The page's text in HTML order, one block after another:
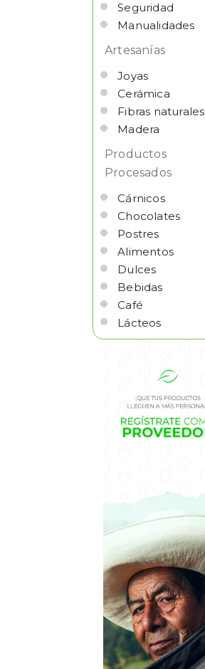
Seguridad
Manualidades
Artesanías
Joyas
Cerámica
Fibras naturales
Madera
Productos
Procesados
Cárnicos
Chocolates
Postres
Alimentos
Dulces
Bebidas
Café
Lácteos